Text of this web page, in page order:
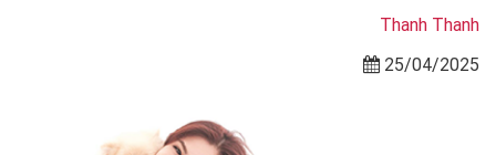
Thanh Thanh
25/04/2025